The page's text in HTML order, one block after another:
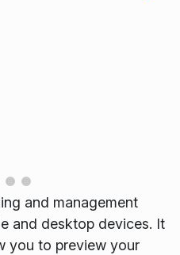
and management
and desktop devices. It
you to preview your